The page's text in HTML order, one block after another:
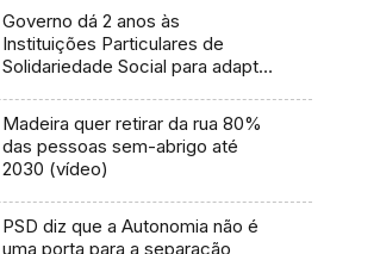
Governo dá 2 anos às
Instituições Particulares de
Solidariedade Social para adaptar
Madeira quer retirar da rua 80%
das pessoas sem-abrigo até
2030 (vídeo)
PSD diz que a Autonomia não é
uma porta para a separação